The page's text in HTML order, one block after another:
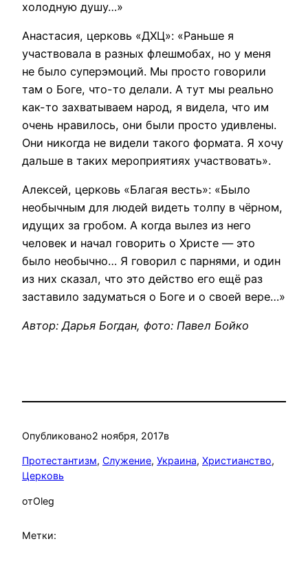
холодную душу…»
Анастасия, церковь «ДХЦ»: «Раньше я
участвовала в разных флешмобах, но у меня
не было суперэмоций. Мы просто говорили
там о Боге, что-то делали. А тут мы реально
как-то захватываем народ, я видела, что им
очень нравилось, они были просто удивлены.
Они никогда не видели такого формата. Я хочу
дальше в таких мероприятиях участвовать».
Алексей, церковь «Благая весть»: «Было
необычным для людей видеть толпу в чёрном,
идущих за гробом. А когда вылез из него
человек и начал говорить о Христе — это
было необычно… Я говорил с парнями, и один
из них сказал, что это действо его ещё раз
заставило задуматься о Боге и о своей вере…»
Автор: Дарья Богдан, фото: Павел Бойко
Опубликовано2 ноября, 2017в
Протестантизм, Служение, Украина, Христианство
Церковь
отOleg
Метки: